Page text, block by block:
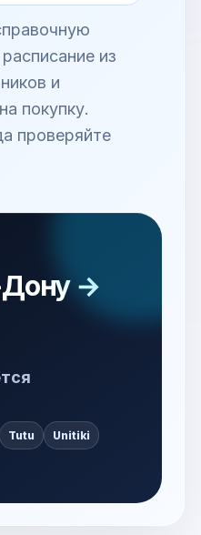
из
и
покупку.
проверяйте
Дону →
Tutu Unitiki